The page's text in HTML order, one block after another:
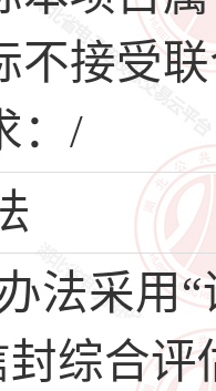
不接受
：/
法采用
综合